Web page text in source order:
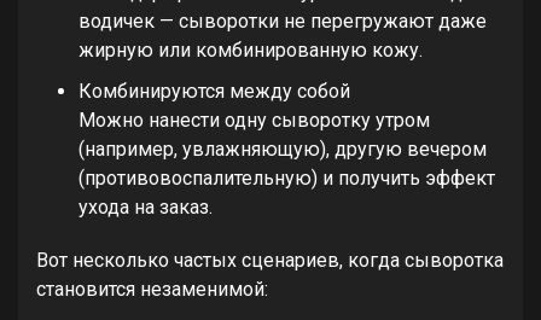
водичек — сыворотки не перегружают даже
жирную или комбинированную кожу.
Комбинируются между собой
Можно нанести одну сыворотку утром
(например, увлажняющую), другую вечером
(противовоспалительную) и получить эффект
ухода на заказ.
Вот несколько частых сценариев, когда сыворотка
становится незаменимой: